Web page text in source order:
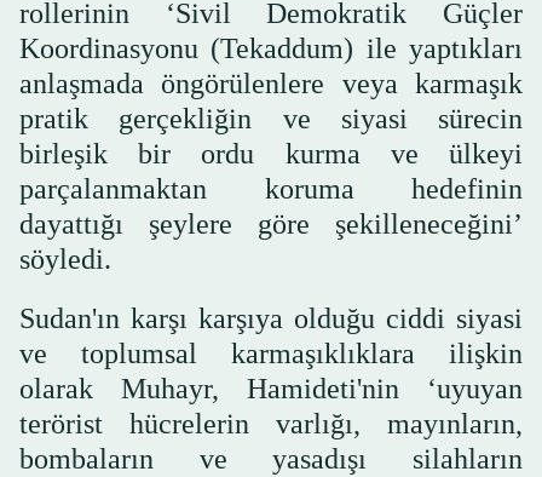
rollerinin ‘Sivil Demokratik Güçler
Koordinasyonu (Tekaddum) ile yaptıkları
anlaşmada öngörülenlere veya karmaşık
pratik gerçekliğin ve siyasi sürecin
birleşik bir ordu kurma ve ülkeyi
parçalanmaktan koruma hedefinin
dayattığı şeylere göre şekilleneceğini’
söyledi.
Sudan'ın karşı karşıya olduğu ciddi siyasi
ve toplumsal karmaşıklıklara ilişkin
olarak Muhayr, Hamideti'nin ‘uyuyan
terörist hücrelerin varlığı, mayınların,
bombaların ve yasadışı silahların